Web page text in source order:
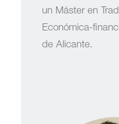
un Máster en
Económica-
de Alicante.